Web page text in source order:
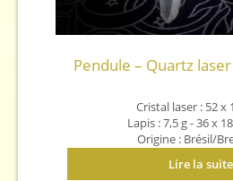
Pendule – Quartz
Cristal laser : 52 x
Lapis : 7,5 g - 36 x
Origine : Brésil/
Lire la suite